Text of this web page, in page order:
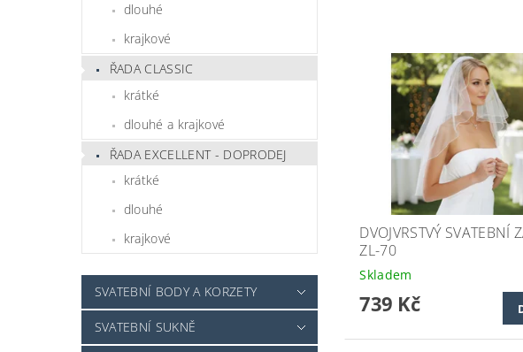
dlouhé
krajkové
ŘADA CLASSIC
krátké
dlouhé a krajkové
ŘADA EXCELLENT - DOPRODEJ
krátké
dlouhé
krajkové
SVATEBNÍ BODY A KORZETY
SVATEBNÍ SUKNĚ
DVOJVRSTVÝ SVATEBNÍ
ZL-70
Skladem
739 Kč